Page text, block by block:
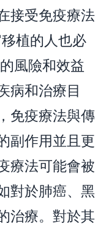
接受免疫療法
植的人也必
風險和效益
病和治療目
免疫療法與傳
副作用並且更
療法可能會被
對於肺癌、黑
治療。對於其